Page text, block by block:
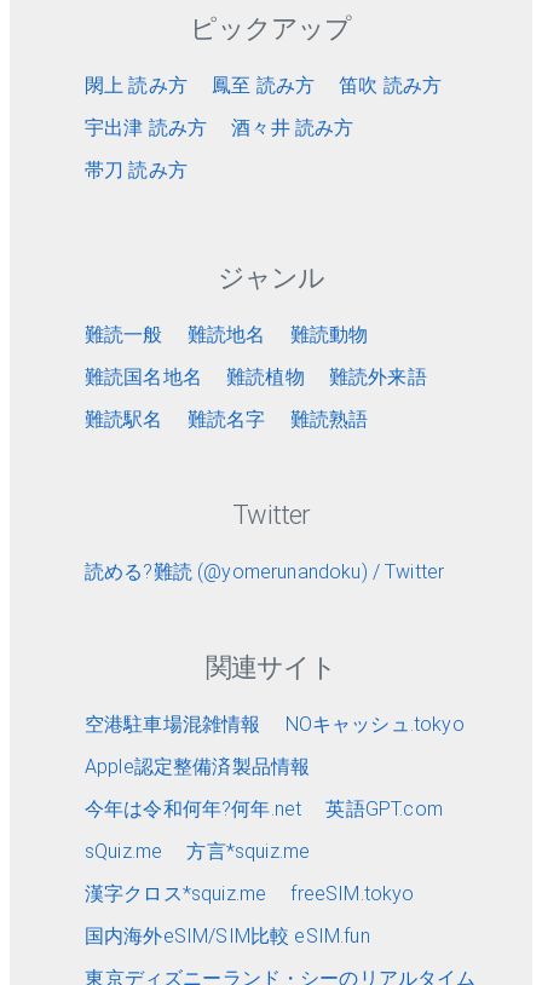
ピックアップ
閖上 読み方 鳳至 読み方
笛吹 読み方
宇出津 読み方
酒々井 読み方
帯刀 読み方
ジャンル
難読一般 難読地名
難読動物
難読国名地名
難読植物
難読外来語
難読駅名
難読名字 難読熟語
Twitter
読める?難読 (@yomerunandoku) / Twitter
関連サイト
空港駐車場混雑情報
NOキャッシュ.tokyo
Apple認定整備済製品情報
今年は令和何年?何年.net
英語GPT.com
sQuiz.me
方言*squiz.me
漢字クロス*squiz.me
freeSIM.tokyo
国内海外eSIM/SIM比較 eSIM.fun
東京ディズニーランド・シーのリアルタイム